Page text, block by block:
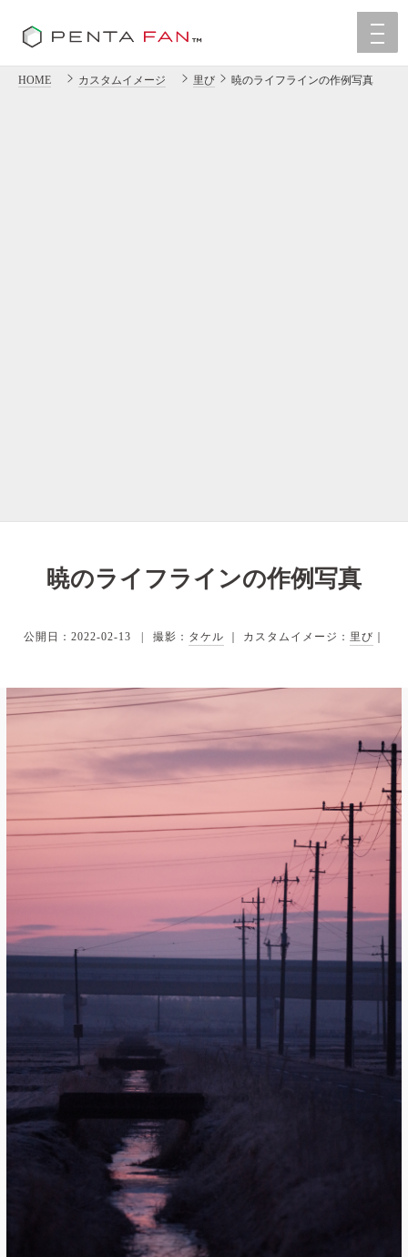
HOME カスタムイメージ 里び 暁のライフラインの作例写真
暁のライフラインの作例写真
公開日：2022-02-13 撮影： タケル ｜ カスタムイメージ： 里び